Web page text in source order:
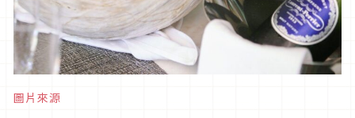
圖片來源